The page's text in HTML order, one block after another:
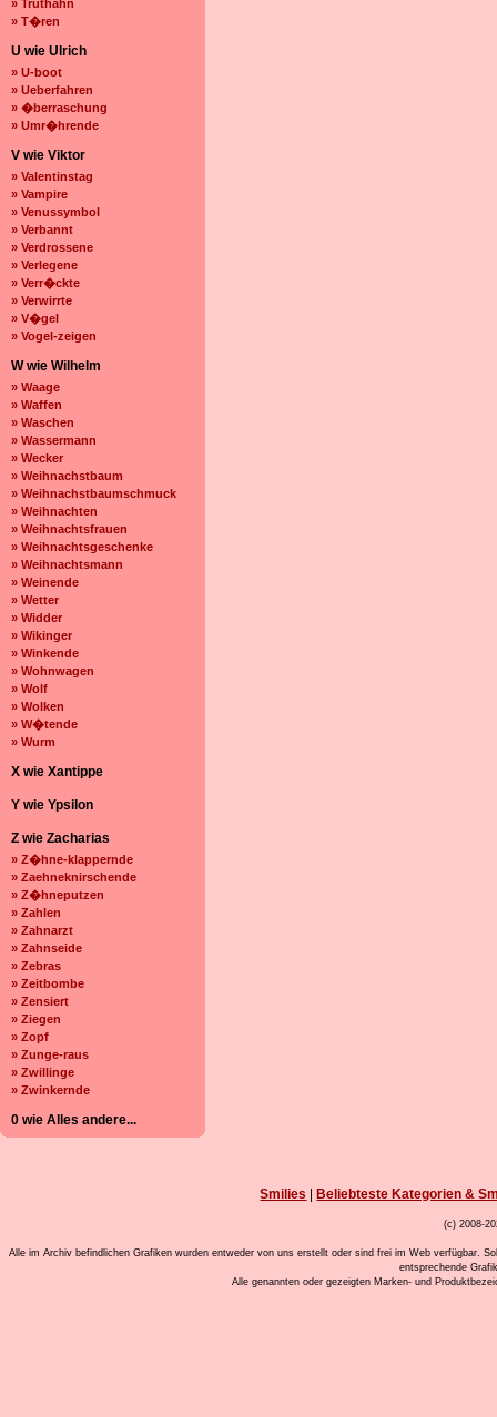
» Truthahn
» T�ren
U wie Ulrich
» U-boot
» Ueberfahren
» �berraschung
» Umr�hrende
V wie Viktor
» Valentinstag
» Vampire
» Venussymbol
» Verbannt
» Verdrossene
» Verlegene
» Verr�ckte
» Verwirrte
» V�gel
» Vogel-zeigen
W wie Wilhelm
» Waage
» Waffen
» Waschen
» Wassermann
» Wecker
» Weihnachstbaum
» Weihnachstbaumschmuck
» Weihnachten
» Weihnachtsfrauen
» Weihnachtsgeschenke
» Weihnachtsmann
» Weinende
» Wetter
» Widder
» Wikinger
» Winkende
» Wohnwagen
» Wolf
» Wolken
» W�tende
» Wurm
X wie Xantippe
Y wie Ypsilon
Z wie Zacharias
» Z�hne-klappernde
» Zaehneknirschende
» Z�hneputzen
» Zahlen
» Zahnarzt
» Zahnseide
» Zebras
» Zeitbombe
» Zensiert
» Ziegen
» Zopf
» Zunge-raus
» Zwillinge
» Zwinkernde
0 wie Alles andere...
Smilies Beliebteste Kategorien &
(c) 2008-
Alle im Archiv befindlichen Grafiken wurden entweder von uns erstellt oder sind frei im Web verfügbar.
entsprechende
Alle genannten oder gezeigten Marken- und